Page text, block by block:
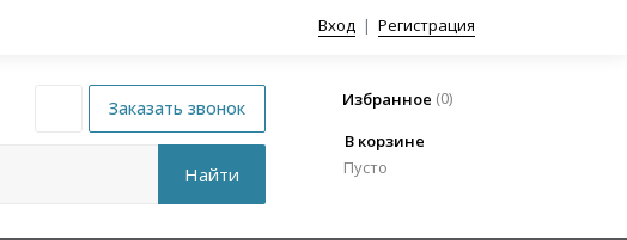
Вход | Регистрация
Избранное (0)
В корзине
Пусто